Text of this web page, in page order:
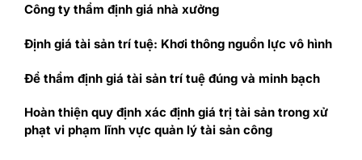
Công ty thẩm định giá nhà xưởng
Định giá tài sản trí tuệ: Khơi thông nguồn lực vô hình
Để thẩm định giá tài sản trí tuệ đúng và minh bạch
Hoàn thiện quy định xác định giá trị tài sản trong xử
phạt vi phạm lĩnh vực quản lý tài sản công